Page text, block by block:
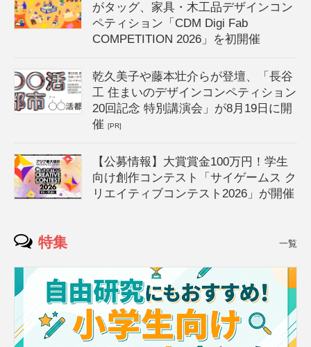
がタッグ、家具・木工品デザインコン
ペティション「CDM Digi Fab
COMPETITION 2026」を初開催
乾久美子や藤本壮介らが登壇、「長谷
工 住まいのデザインコンペティション
20回記念 特別講演会」が8月19日に開
催[PR]
【公募情報】大賞賞金100万円！学生
向け創作コンテスト「サイゲームス ク
リエイティブコンテスト2026」が開催
特集 一覧